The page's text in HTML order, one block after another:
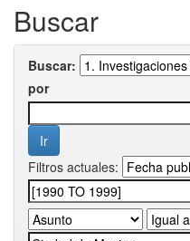
Buscar
Buscar:
por
Filtros actuales: